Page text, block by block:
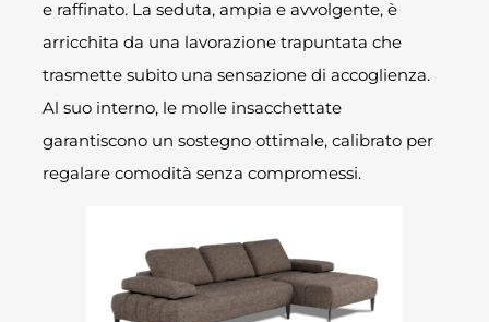
e raffinato. La seduta, ampia e avvolgente, è
arricchita da una lavorazione trapuntata che
trasmette subito una sensazione di accoglienza.
Al suo interno, le molle insacchettate
garantiscono un sostegno ottimale, calibrato per
regalare comodità senza compromessi.